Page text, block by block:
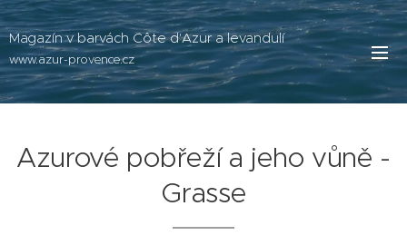
Magazín v barvách Côte d'Azur a levandulí
www.azur-provence.cz
Azurové pobřeží a jeho vůně -
Grasse